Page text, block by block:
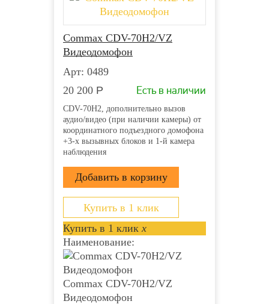
Commax CDV-70H2/VZ
Видеодомофон
Арт: 0489
20 200 Р Есть в наличии
CDV-70H2, дополнительно вызов
аудио/видео (при наличии камеры) от
координатного подъездного домофона
+3-х вызывных блоков и 1-й камера
наблюдения
Купить в 1 клик
Купить в 1 клик x
Наименование:
Commax CDV-70H2/VZ
Видеодомофон